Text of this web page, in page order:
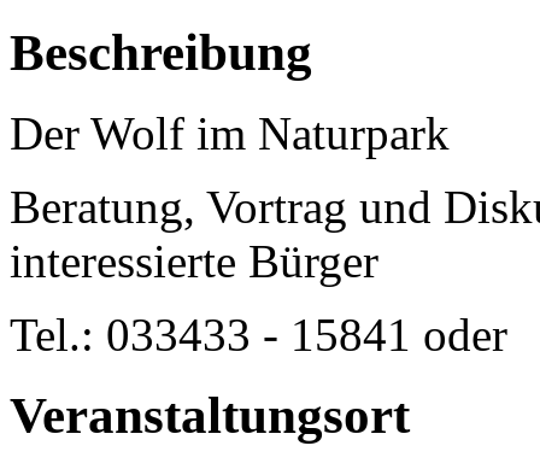
Beschreibung
Der Wolf im Naturpark
Beratung, Vortrag und
interessierte Bürger
Tel.: 033433 - 15841 oder
Veranstaltungsort